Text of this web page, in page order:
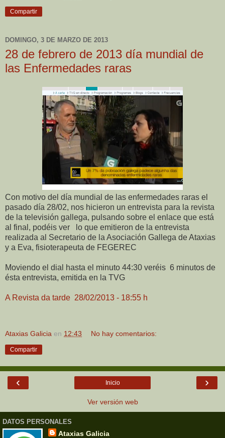
Compartir
DOMINGO, 3 DE MARZO DE 2013
28 de febrero de 2013 día mundial de
las Enfermedades raras
Con motivo del día mundial de las enfermedades raras el
pasado día 28/02, nos hicieron un entrevista para la revista
de la televisión gallega, pulsando sobre el enlace que está
al final, podéis ver lo que emitieron de la entrevista
realizada al Secretario de la Asociación Gallega de Ataxias
y a Eva, fisioterapeuta de FEGEREC
Moviendo el dial hasta el minuto 44:30 veréis 6 minutos de
ésta entrevista, emitida en la TVG
A Revista da tarde 28/02/2013 - 18:55 h
Ataxias Galicia en 12:43 No hay comentarios:
Compartir
‹ ›
Inicio
Ver versión web
DATOS PERSONALES
Ataxias Galicia